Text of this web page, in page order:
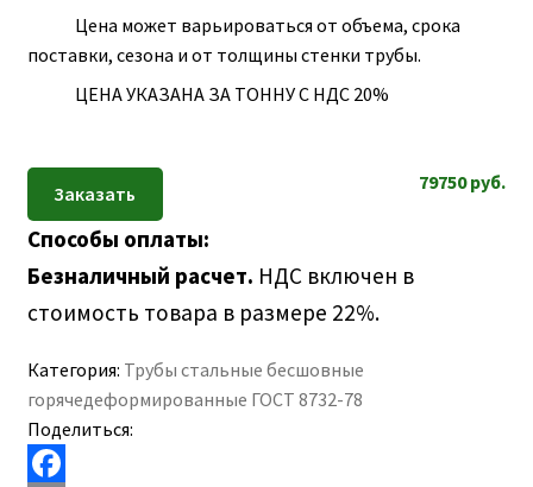
Цена может варьироваться от объема, срока
поставки, сезона и от толщины стенки трубы.
ЦЕНА УКАЗАНА ЗА ТОННУ С НДС 20%
79750руб.
Способы оплаты:
Безналичный расчет. НДС включен в
стоимость товара в размере 22%.
Категория: Трубы стальные бесшовные
горячедеформированные ГОСТ 8732-78
Поделиться: